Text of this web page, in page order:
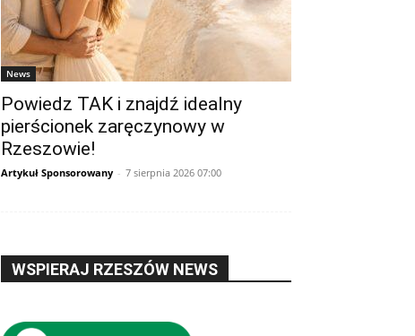
News
Powiedz TAK i znajdź idealny
pierścionek zaręczynowy w
Rzeszowie!
Artykuł Sponsorowany - 7 sierpnia 2026 07:00
WSPIERAJ RZESZÓW NEWS